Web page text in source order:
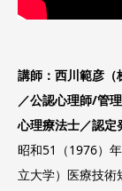
講師：西川範彦（
／公認心理師/管
心理療法士／認定
昭和51（1976）
立大学）医療技